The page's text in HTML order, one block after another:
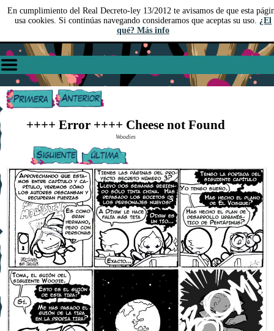
En cumplimiento del Real Decreto-ley 13/2012 te avisamos de que esta
usa cookies. Si continúas navegando consideramos que aceptas su uso. ¿El
qué? Más info
++++ Error ++++ Cheese not Found
Woodies